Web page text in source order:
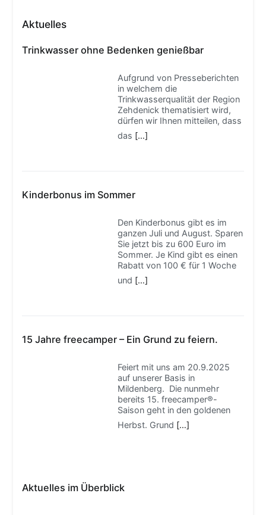
Aktuelles
Trinkwasser ohne Bedenken genießbar
Aufgrund von Presseberichten
in welchem die
Trinkwasserqualität der Region
Zehdenick thematisiert wird,
dürfen wir Ihnen mitteilen, dass
das […]
Kinderbonus im Sommer
Den Kinderbonus gibt es im
ganzen Juli und August. Sparen
Sie jetzt bis zu 600 Euro im
Sommer. Je Kind gibt es einen
Rabatt von 100 € für 1 Woche
und […]
15 Jahre freecamper – Ein Grund zu feiern.
Feiert mit uns am 20.9.2025
auf unserer Basis in
Mildenberg. Die nunmehr
bereits 15. freecamper®-
Saison geht in den goldenen
Herbst. Grund […]
Aktuelles im Überblick